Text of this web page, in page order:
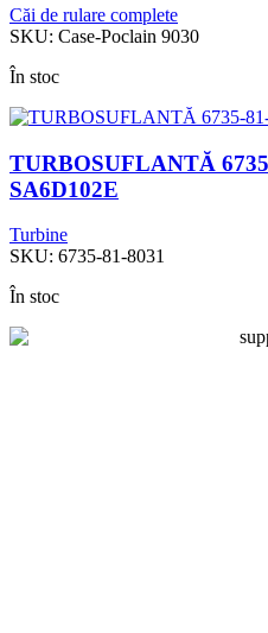
Căi de rulare complete
SKU: Case-Poclain 9030
În stoc
TURBOSUFLANTĂ
SA6D102E
Turbine
SKU: 6735-81-8031
În stoc